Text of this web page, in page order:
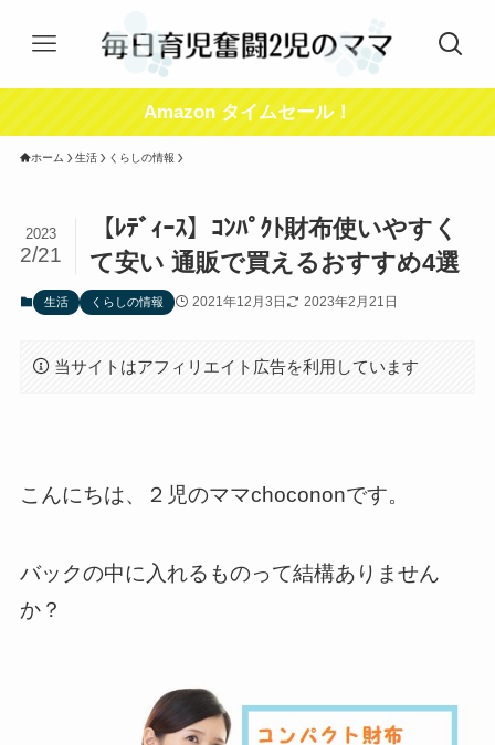
Amazon タイムセール！
ホーム 生活 くらしの情報
【ﾚﾃﾞｨｰｽ】ｺﾝﾊﾟｸﾄ財布使いやすく
て安い 通販で買えるおすすめ4選
2023
2/21
生活 くらしの情報 2021年12月3日 2023年2月21日
当サイトはアフィリエイト広告を利用しています
こんにちは、２児のママchocononです。
バックの中に入れるものって結構ありません
か？